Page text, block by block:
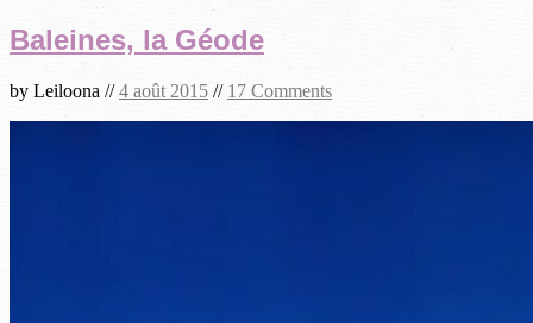
Baleines, la Géode
by Leiloona //4 août 2015 // 17 Comments